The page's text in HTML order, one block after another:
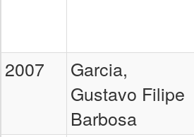
2007
Garcia,
Gustavo Filipe
Barbosa